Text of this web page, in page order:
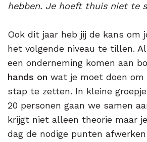
hebben. Je hoeft thuis niet te
Ook dit jaar heb jij de kans om
het volgende niveau te tillen.
een onderneming komen aan
hands on wat je moet doen om
stap te zetten. In kleine
20 personen gaan we samen
krijgt niet alleen theorie maar
dag de nodige punten